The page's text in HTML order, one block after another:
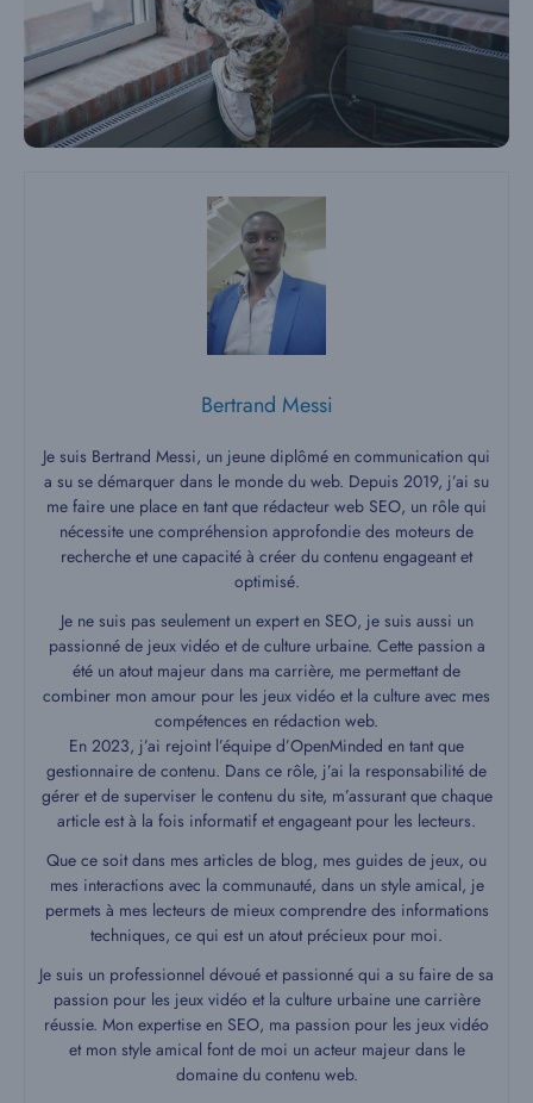
Bertrand Messi
Je suis Bertrand Messi, un jeune diplômé en communication qui
a su se démarquer dans le monde du web. Depuis 2019, j’ai su
me faire une place en tant que rédacteur web SEO, un rôle qui
nécessite une compréhension approfondie des moteurs de
recherche et une capacité à créer du contenu engageant et
optimisé.
Je ne suis pas seulement un expert en SEO, je suis aussi un
passionné de jeux vidéo et de culture urbaine. Cette passion a
été un atout majeur dans ma carrière, me permettant de
combiner mon amour pour les jeux vidéo et la culture avec mes
compétences en rédaction web.
En 2023, j’ai rejoint l’équipe d’OpenMinded en tant que
gestionnaire de contenu. Dans ce rôle, j’ai la responsabilité de
gérer et de superviser le contenu du site, m’assurant que chaque
article est à la fois informatif et engageant pour les lecteurs.
Que ce soit dans mes articles de blog, mes guides de jeux, ou
mes interactions avec la communauté, dans un style amical, je
permets à mes lecteurs de mieux comprendre des informations
techniques, ce qui est un atout précieux pour moi.
Je suis un professionnel dévoué et passionné qui a su faire de sa
passion pour les jeux vidéo et la culture urbaine une carrière
réussie. Mon expertise en SEO, ma passion pour les jeux vidéo
et mon style amical font de moi un acteur majeur dans le
domaine du contenu web.